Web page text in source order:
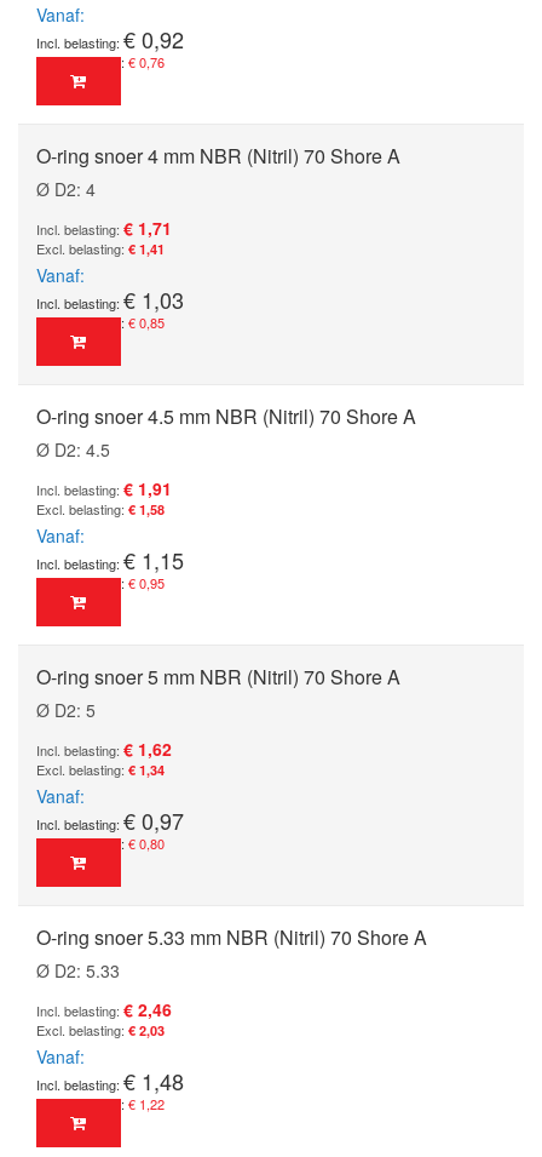
Vanaf
€ 0,92
€ 0,76
O-ring snoer 4 mm NBR (Nitril) 70 Shore A
Ø D2: 4
€ 1,71
€ 1,41
Vanaf
€ 1,03
€ 0,85
O-ring snoer 4.5 mm NBR (Nitril) 70 Shore A
Ø D2: 4.5
€ 1,91
€ 1,58
Vanaf
€ 1,15
€ 0,95
O-ring snoer 5 mm NBR (Nitril) 70 Shore A
Ø D2: 5
€ 1,62
€ 1,34
Vanaf
€ 0,97
€ 0,80
O-ring snoer 5.33 mm NBR (Nitril) 70 Shore A
Ø D2: 5.33
€ 2,46
€ 2,03
Vanaf
€ 1,48
€ 1,22